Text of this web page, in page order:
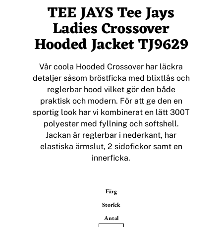
TEE JAYS Tee Jays
Ladies Crossover
Hooded Jacket TJ9629
Vår coola Hooded Crossover har läckra
detaljer såsom bröstficka med blixtlås och
reglerbar hood vilket gör den både
praktisk och modern. För att ge den en
sportig look har vi kombinerat en lätt 300T
polyester med fyllning och softshell.
Jackan är reglerbar i nederkant, har
elastiska ärmslut, 2 sidofickor samt en
innerficka.
Färg
Storlek
Antal